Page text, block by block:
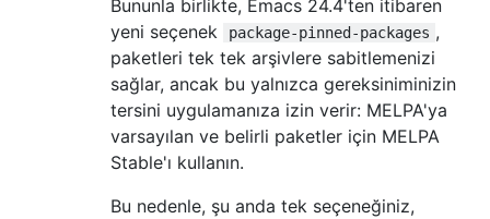
Bununla birlikte, Emacs 24.4'ten itibaren
yeni seçenek
package-pinned-packages ,
paketleri tek tek arşivlere sabitlemenizi
sağlar, ancak bu yalnızca gereksiniminizin
tersini uygulamanıza izin verir: MELPA'ya
varsayılan ve belirli paketler için MELPA
Stable'ı kullanın.
Bu nedenle, şu anda tek seçeneğiniz,